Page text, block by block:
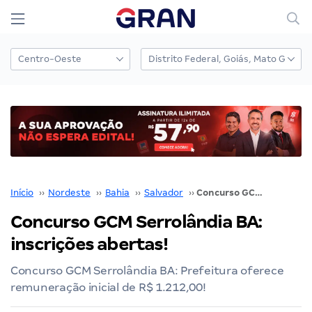
Início ›› Nordeste ›› Bahia ›› Salvador ›› Concurso GCM Serrolândia BA: inscrições abertas!
Concurso GCM Serrolândia BA:
inscrições abertas!
Concurso GCM Serrolândia BA: Prefeitura oferece
remuneração inicial de R$ 1.212,00!